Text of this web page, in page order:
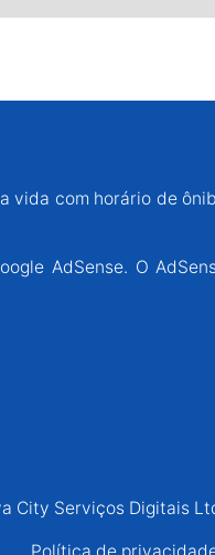
vida com horário de
AdSense. O
City Serviços Digitais